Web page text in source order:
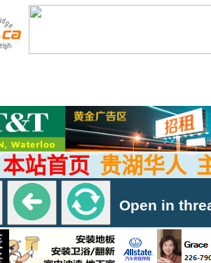
本站首页 贵湖华人
Open in